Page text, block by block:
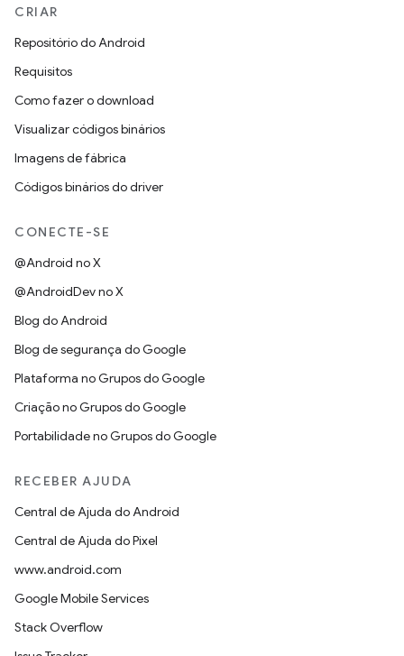
CRIAR
Repositório do Android
Requisitos
Como fazer o download
Visualizar códigos binários
Imagens de fábrica
Códigos binários do driver
CONECTE-SE
@Android no X
@AndroidDev no X
Blog do Android
Blog de segurança do Google
Plataforma no Grupos do Google
Criação no Grupos do Google
Portabilidade no Grupos do Google
RECEBER AJUDA
Central de Ajuda do Android
Central de Ajuda do Pixel
www.android.com
Google Mobile Services
Stack Overflow